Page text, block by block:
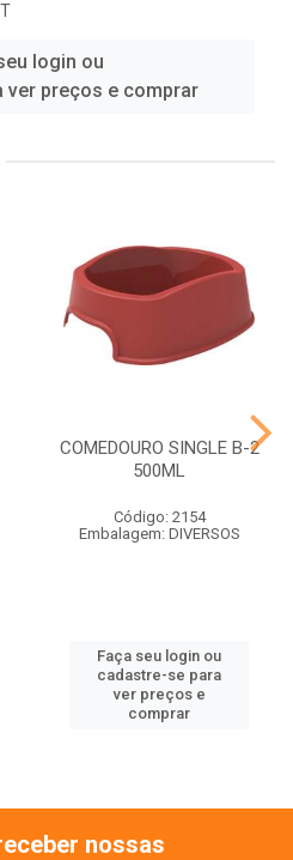
login ou
ver preços e comprar
COMEDOURO SINGLE B-2
500ML
Código: 2154
Embalagem: DIVERSOS
Faça seu login ou
cadastre-se para
ver preços e
comprar
nossas